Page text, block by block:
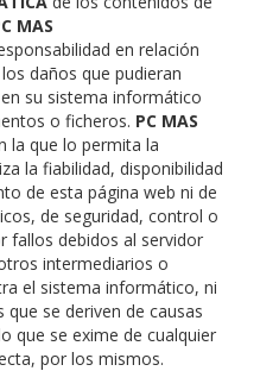
MAS
en relación
daños que pudieran
su sistema informático
o ficheros. PC MAS
la que lo permita la
la fiabilidad, disponibilidad
de esta página web ni de
de seguridad, control o
fallos debidos al servidor
intermediarios o
el sistema informático, ni
se deriven de causas
que se exime de cualquier
por los mismos.